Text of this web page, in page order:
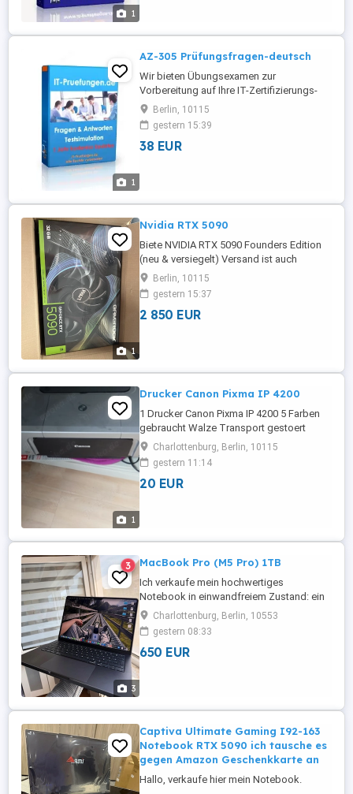
1
erfolgreich zu meistern, brauchen Sie nur
1
AZ-305 Prüfungsfragen-deutsch
Wir bieten Übungsexamen zur
Vorbereitung auf Ihre IT-Zertifizierungs-
prüfung. Die Prüfungsfragen aus it-
pruefungen.de zur Prüfungsvorbereitung
auf Microsoft Microsoft Certified Azure
Solutions Architect Expert Prüfung AZ-
Berlin, 10115
gestern 15:39
38 EUR
1
Nvidia RTX 5090
Biete NVIDIA RTX 5090 Founders Edition
(neu & versiegelt) Versand ist auch
möglich! Abholung!
Berlin, 10115
gestern 15:37
2 850 EUR
1
Drucker Canon Pixma IP 4200
1 Drucker Canon Pixma IP 4200 5 Farben
gebraucht Walze Transport gestoert
Charlottenburg, Berlin, 10115
gestern 11:14
20 EUR
3
3 MacBook Pro (M5 Pro) 1TB
Ich verkaufe mein hochwertiges
Notebook in einwandfreiem Zustand: ein
14-Zoll MacBook Pro (M5 Pro). Es wurde
nur eine Woche lang für ein kurzes
Softwareprojekt genutzt. Optisch und
technisch ist es wie neu und weist
Charlottenburg, Berlin, 10553
gestern 08:33
650 EUR
Captiva Ultimate Gaming I92-163
Notebook RTX 5090 ich tausche es
gegen Amazon Geschenkkarte an
Hallo, verkaufe hier mein Notebook.